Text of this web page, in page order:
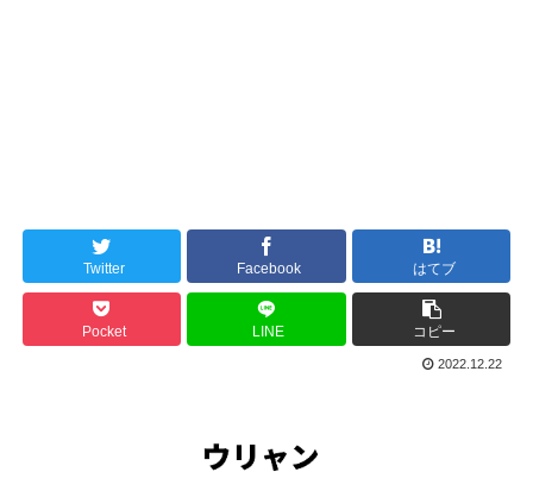
Twitter Facebook はてブ
Pocket LINE コピー
2022.12.22